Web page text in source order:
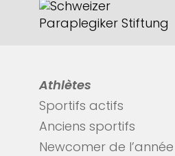
Athlètes
Sportifs actifs
Anciens sportifs
Newcomer de l’année